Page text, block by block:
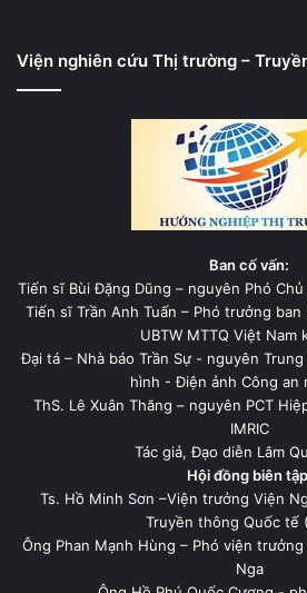
Viện nghiên cứu Thị trường –
Ban cố vấn:
Tiến sĩ Bùi Đặng Dũng – nguyên Phó
Tiến sĩ Trần Anh Tuấn – Phó trưởng
UBTW MTTQ Việt Nam
Đại tá – Nhà báo Trần Sự - nguyên
hình - Điện ảnh Công an
ThS. Lê Xuân Thăng – nguyên PCT
IMRIC
Tác giả, Đạo diễn Lâm
Hội đồng biên
Ts. Hồ Minh Sơn –Viện trưởng Viện
Truyền thông Quốc tế
Ông Phan Mạnh Hùng – Phó viện trưởng
Nga